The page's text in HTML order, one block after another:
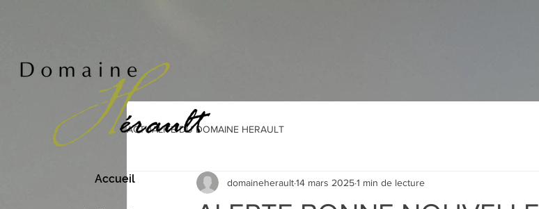
ACTUALITE DU DOMAINE HERAULT
domaineherault14 mars 20251 min de lecture
Accueil